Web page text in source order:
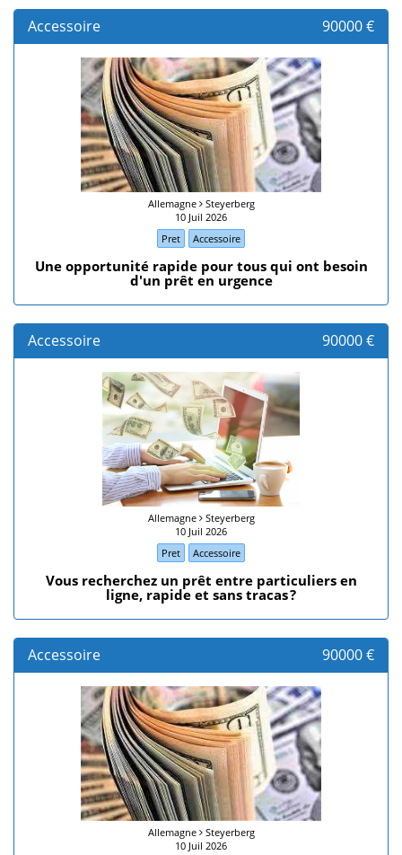
Accessoire 90000 €
Allemagne Steyerberg
10 Juil 2026
Pret
Accessoire
Une opportunité rapide pour tous qui ont besoin
d'un prêt en urgence
Accessoire 90000 €
Allemagne Steyerberg
10 Juil 2026
Pret
Accessoire
​Vous recherchez un prêt entre particuliers en
ligne, rapide et sans tracas ?
Accessoire 90000 €
Allemagne Steyerberg
10 Juil 2026